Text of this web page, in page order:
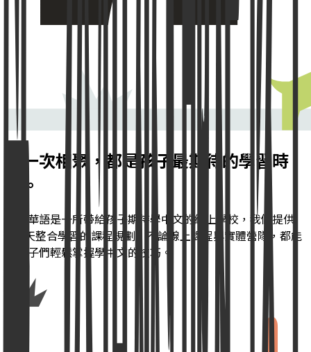
每一次相聚，都是孩子最期待的學習時
刻。
天天華語是一所帶給孩子期待學中文的線上學校，我們提供
365天整合學習的課程規劃，不論線上課程與實體營隊，都能
讓孩子們輕鬆掌握學中文的技巧。